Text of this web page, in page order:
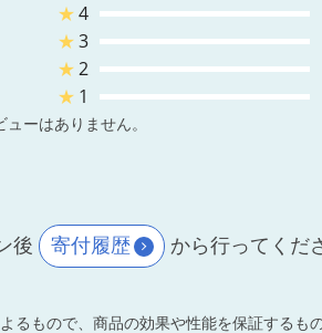
★4
★3
★2
★ 1
ューはありません。
後 寄付履歴 から行ってくだ
もので、商品の効果や性能を保証するも